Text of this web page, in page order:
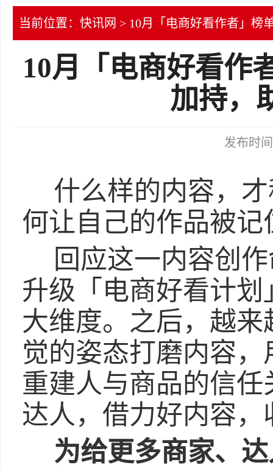
当前位置： 快讯网 > 10月「电商好看作者」榜
10月「电商好看作
加持，
发布时
什么样的内容，
何让自己的作品被
回应这一内容创
升级「电商好看计
大维度。之后，越
觉的姿态打磨内容
重建人与商品的信
达人，借力好内容，
为给更多商家、